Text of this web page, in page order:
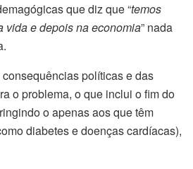
que diz que “temos
vida e depois na economia” nada
políticas e das
o problema, o que inclui o fim do
o apenas aos que têm
diabetes e doenças cardíacas),